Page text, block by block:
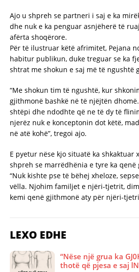
Ajo u shpreh se partneri i saj e ka
dhe nuk e ka penguar asnjëherë të
afërta shoqërore.
Për të ilustruar këtë afrimitet, Pejana
habitur publikun, duke treguar se ka
shtrat me shokun e saj më të ngushtë
“Me shokun tim të ngushtë, kur
gjithmonë bashkë në të njëjtën
shtëpi dhe ndodhte që ne të dy të
njerëz nuk e konceptonin dot këtë,
në atë kohë”, tregoi ajo.
E pyetur nëse kjo situatë ka shkaktuar
shpreh se marrëdhënia e tyre ka
“Nuk kishte pse të bëhej xheloze,
vëlla. Njohim familjet e njëri-tjetrit,
kemi qenë gjithmonë aty për njëri-
LEXO EDHE
“Nëse një grua ka
thotë që pjesa e saj